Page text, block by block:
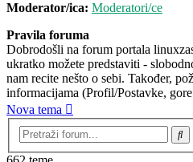
Moderator/ica: Moderatori/ce
Pravila foruma
Dobrodošli na forum portala
ukratko možete predstaviti -
nam recite nešto o sebi. Također,
informacijama (Profil/Postavke,
Nova tema